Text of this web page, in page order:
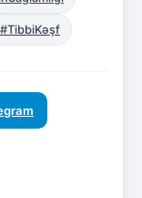
#TibbiKəşf